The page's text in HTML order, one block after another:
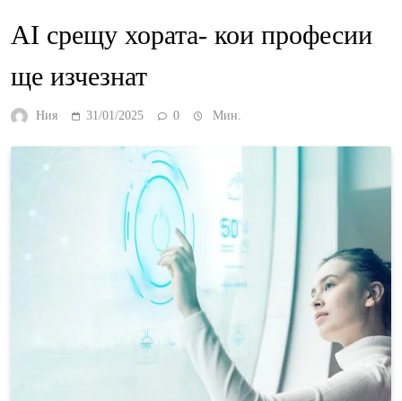
AI срещу хората- кои професии
ще изчезнат
Ния 31/01/2025 0 Мин.